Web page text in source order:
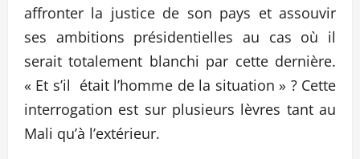
affronter la justice de son pays et assouvir
ses ambitions présidentielles au cas où il
serait totalement blanchi par cette dernière.
« Et s’il était l’homme de la situation » ? Cette
interrogation est sur plusieurs lèvres tant au
Mali qu’à l’extérieur.